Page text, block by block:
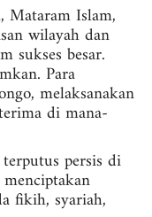
Mataram Islam,
wilayah dan
sukses besar.
Para
melaksanakan
di mana-
persis di
fikih, syariah,